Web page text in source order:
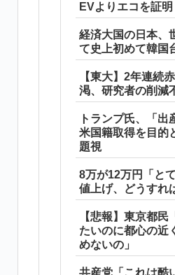
EVよりエコを証明
経済大国の日本、
て史上初めて韓国
【東大】2年連続
渇、研究者の削減
トランプ氏、「
米国籍取得を目的
題視
8万が12万円「と
値上げ、どうすれ
【悲報】東京都
たいのに都心の近
めないの」